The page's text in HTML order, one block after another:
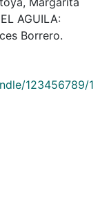
AGUILA:
Borrero.
123456789/1